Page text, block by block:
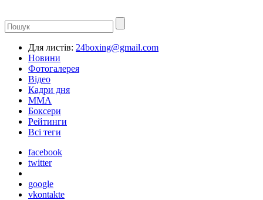
Для листів: 24boxing@gmail.com
Новини
Фотогалерея
Відео
Кадри дня
ММА
Боксери
Рейтинги
Всі теги
facebook
twitter
google
vkontakte